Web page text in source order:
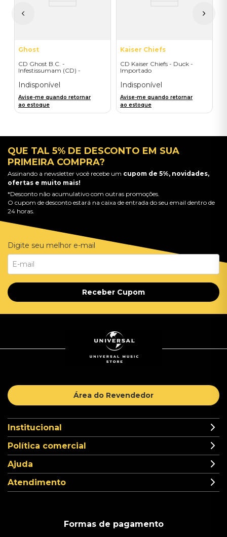
Ghost
CD Ghost B.C. -
Infestissumam (CD) -
Indisponível
Avise-me quando retornar
ao estoque
Kaiser Chiefs
CD Kaiser Chiefs - Duck -
Importado
Indisponível
Avise-me quando retornar
ao estoque
QUE TAL 5% DE DESCONTO EM SUA
PRIMEIRA COMPRA?
Assinando a newsletter você recebe um cupom de 5%, novidades,
ofertas e muito mais!
*Desconto não acumulativo com outras promoções.
O cupom de desconto estará na caixa de entrada do seu email dentro de
24 horas.
Digite seu melhor e-mail
Receber Cupom
Área do Revendedor
Institucional
Política comercial
Ajuda
Atendimento
Formas de pagamento